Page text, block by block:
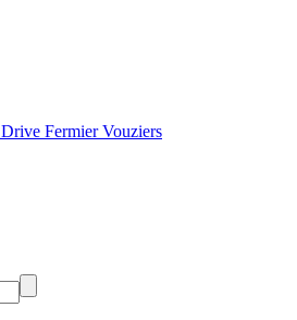
Drive Fermier Vouziers